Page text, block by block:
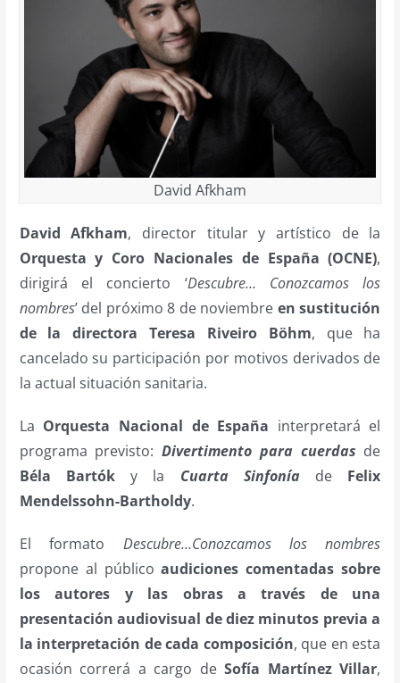
David Afkham
David Afkham, director titular y artístico de la
Orquesta y Coro Nacionales de España (OCNE),
dirigirá el concierto ‘Descubre… Conozcamos los
nombres’ del próximo 8 de noviembre en sustitución
de la directora Teresa Riveiro Böhm, que ha
cancelado su participación por motivos derivados de
la actual situación sanitaria.
La Orquesta Nacional de España interpretará el
programa previsto:Divertimento para cuerdas de
Béla Bartóky la Cuarta Sinfoníade Felix
Mendelssohn-Bartholdy.
El formato Descubre…Conozcamos
los nombres
propone al públicoaudiciones comentadas sobre
los autores y las obras a través de una
presentación audiovisual de diez minutos previa a
la interpretación de cada composición, que en esta
ocasión correrá a cargo deSofía Martínez Villar,